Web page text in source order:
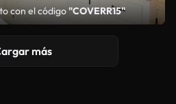
con el código"COVERR15"
más